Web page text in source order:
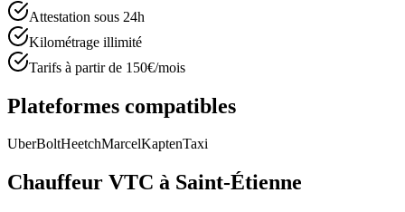
Attestation sous 24h
Kilométrage illimité
Tarifs à partir de 150€/mois
Plateformes compatibles
UberBoltHeetchMarcelKaptenTaxi
Chauffeur VTC à Saint-Étienne